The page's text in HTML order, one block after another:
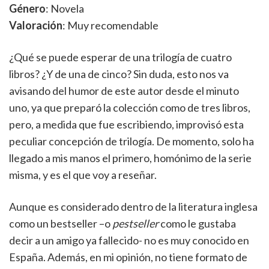
Género: Novela
Valoración: Muy recomendable
¿Qué se puede esperar de una trilogía de cuatro
libros? ¿Y de una de cinco? Sin duda, esto nos va
avisando del humor de este autor desde el minuto
uno, ya que preparó la colección como de tres libros,
pero, a medida que fue escribiendo, improvisó esta
peculiar concepción de trilogía. De momento, solo ha
llegado a mis manos el primero, homónimo de la serie
misma, y es el que voy a reseñar.
Aunque es considerado dentro de la literatura inglesa
como un bestseller –opestsellercomo le gustaba
decir a un amigo ya fallecido- no es muy conocido en
España. Además, en mi opinión, no tiene formato de